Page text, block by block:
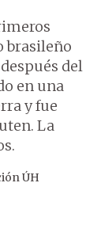
brasileño
del
en una
y fue
La
ÚH